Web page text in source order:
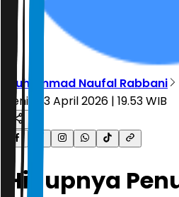
Muhammad Naufal Rabbani
Senin, 13 April 2026 | 19.53 WIB
Hidupnya